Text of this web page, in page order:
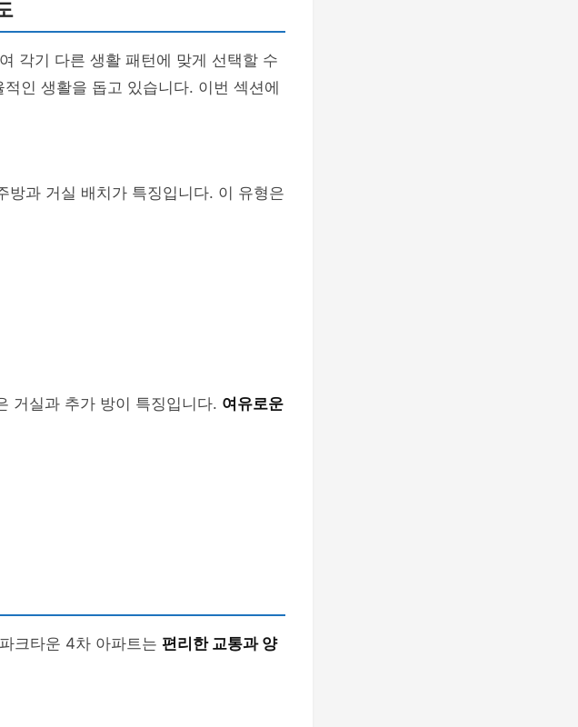
각기 다른 생활 패턴에 맞게 선택할 수
인 생활을 돕고 있습니다. 이번 섹션에
과 거실 배치가 특징입니다. 이 유형은
거실과 추가 방이 특징입니다. 여유로운
크타운 4차 아파트는 편리한 교통과 양